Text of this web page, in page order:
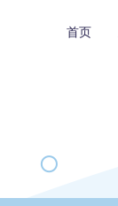
首页